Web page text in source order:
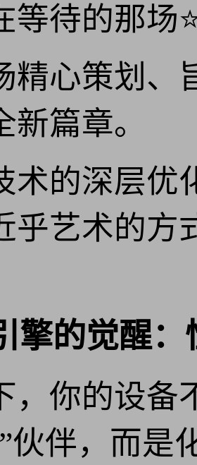
等待的那场
精心策划、
篇章。
术的深层优
乎艺术的方
擎的觉醒
，你的设备
伙伴，而是